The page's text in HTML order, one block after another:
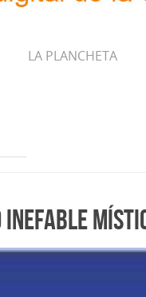
LA PLANCHETA
inefable